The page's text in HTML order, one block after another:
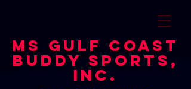
MS Gulf Coast
Buddy Sports,
Inc.